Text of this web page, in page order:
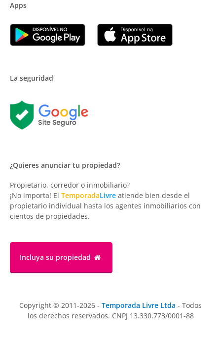
Apps
La seguridad
¿Quieres anunciar tu propiedad?
Propietario, corredor o inmobiliario?
¡No importa! El TemporadaLivre atiende bien desde el
propietario individual hasta los agentes inmobiliarios con
cientos de propiedades.
Incluya su propiedad
Copyright © 2011-2026 - Temporada Livre Ltda - Todos
los derechos reservados. CNPJ 13.330.773/0001-88